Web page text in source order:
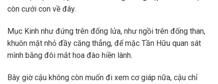
còn cưới con về đây.
Mục Kinh như đứng trên đống lửa, như ngồi trên đống than,
khuôn mặt nhỏ đầy căng thẳng, để mặc Tần Hữu quan sát
mình bằng đôi mắt hoa đào hiền lành.
Bây giờ cậu không còn muốn đi xem cơ giáp nữa, cậu chỉ